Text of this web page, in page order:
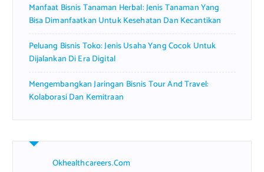
Manfaat Bisnis Tanaman Herbal: Jenis Tanaman Yang
Bisa Dimanfaatkan Untuk Kesehatan Dan Kecantikan
Peluang Bisnis Toko: Jenis Usaha Yang Cocok Untuk
Dijalankan Di Era Digital
Mengembangkan Jaringan Bisnis Tour And Travel:
Kolaborasi Dan Kemitraan
Okhealthcareers.com